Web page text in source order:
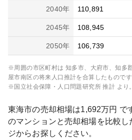
2040年 110,891
2045年 108,945
2050年 106,739
※周囲の市区町村は 知多市、大府市、知多
屋市南区の将来人口推計を合算したものです
※国立社会保障・人口問題研究所 推計 より。
東海市の売却相場は1,692万円 で
のマンションと売却相場を比較
ジからお探しください。